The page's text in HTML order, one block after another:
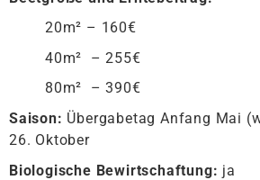
20m² – 160€
40m² – 255€
80m² – 390€
Saison: Übergabetag Anfang Mai
26. Oktober
Biologische Bewirtschaftung: ja